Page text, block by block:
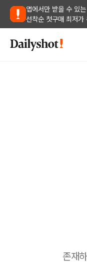
앱에서만 받을 수 있
선착순 첫구매 최저가
존재